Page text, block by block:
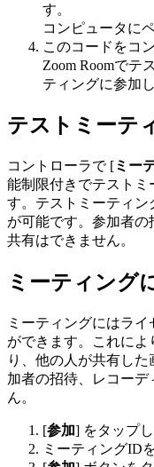
す。
コンピュータに
このコードをコ
Zoom Roomでテ
ティングに参加
テストミーテ
コントローラで [ミー
能制限付きでテストミ
す。テストミーティ
が可能です。参加者
共有はできません。
ミーティング
ミーティングにはラ
ができます。これに
り、他の人が共有し
加者の招待、レコー
ん。
[参加] をタップし
ミーティングID